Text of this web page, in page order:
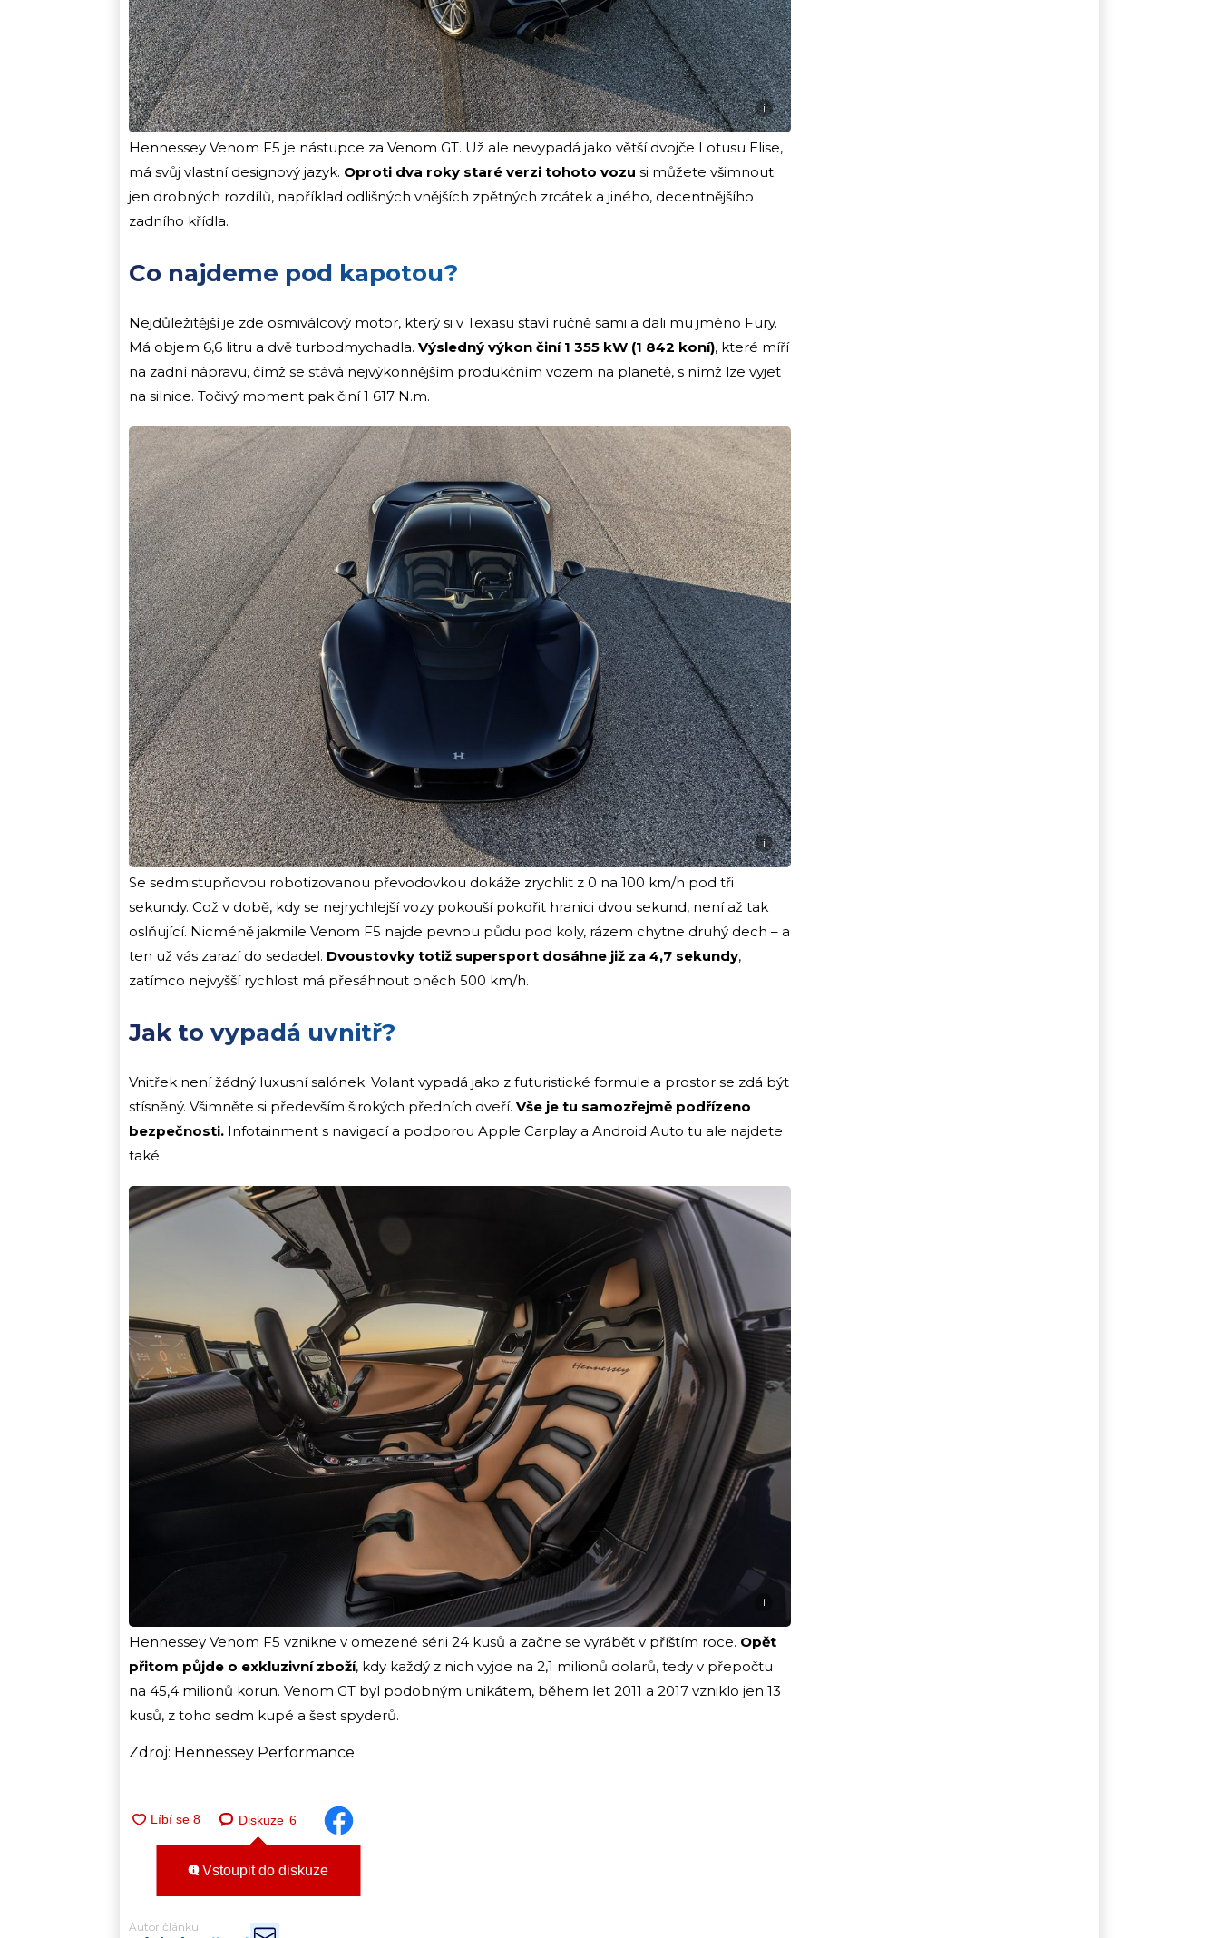
i
Hennessey Venom F5 je nástupce za Venom GT. Už ale nevypadá jako větší dvojče Lotusu Elise,
má svůj vlastní designový jazyk. Oproti dva roky staré verzi tohoto vozu si můžete všimnout
jen drobných rozdílů, například odlišných vnějších zpětných zrcátek a jiného, decentnějšího
zadního křídla.
Co najdeme pod kapotou?
Nejdůležitější je zde osmiválcový motor, který si v Texasu staví ručně sami a dali mu jméno Fury.
Má objem 6,6 litru a dvě turbodmychadla. Výsledný výkon činí 1 355 kW (1 842 koní), které míří
na zadní nápravu, čímž se stává nejvýkonnějším produkčním vozem na planetě, s nímž lze vyjet
na silnice. Točivý moment pak činí 1 617 N.m.
i
Se sedmistupňovou robotizovanou převodovkou dokáže zrychlit z 0 na 100 km/h pod tři
sekundy. Což v době, kdy se nejrychlejší vozy pokouší pokořit hranici dvou sekund, není až tak
oslňující. Nicméně jakmile Venom F5 najde pevnou půdu pod koly, rázem chytne druhý dech – a
ten už vás zarazí do sedadel. Dvoustovky totiž supersport dosáhne již za 4,7 sekundy,
zatímco nejvyšší rychlost má přesáhnout oněch 500 km/h.
Jak to vypadá uvnitř?
Vnitřek není žádný luxusní salónek. Volant vypadá jako z futuristické formule a prostor se zdá být
stísněný. Všimněte si především širokých předních dveří. Vše je tu samozřejmě podřízeno
bezpečnosti. Infotainment s navigací a podporou Apple Carplay a Android Auto tu ale najdete
také.
i
Hennessey Venom F5 vznikne v omezené sérii 24 kusů a začne se vyrábět v příštím roce. Opět
přitom půjde o exkluzivní zboží, kdy každý z nich vyjde na 2,1 milionů dolarů, tedy v přepočtu
na 45,4 milionů korun. Venom GT byl podobným unikátem, během let 2011 a 2017 vzniklo jen 13
kusů, z toho sedm kupé a šest spyderů.
Zdroj: Hennessey Performance
Diskuze 6
Vstoupit do diskuze
Autor článku